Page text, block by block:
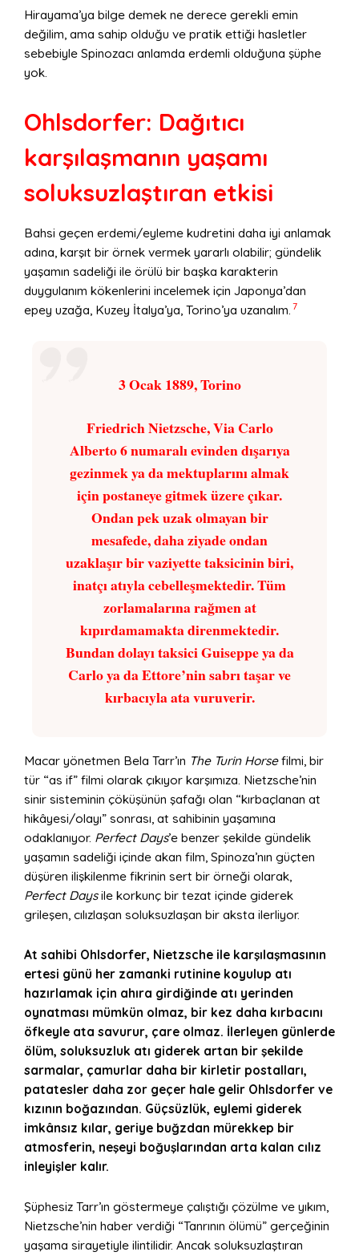
Hirayama’ya bilge demek ne derece gerekli emin
değilim, ama sahip olduğu ve pratik ettiği hasletler
sebebiyle Spinozacı anlamda erdemli olduğuna şüphe
yok.
Ohlsdorfer: Dağıtıcı
karşılaşmanın yaşamı
soluksuzlaştıran etkisi
Bahsi geçen erdemi/eyleme kudretini daha iyi anlamak
adına, karşıt bir örnek vermek yararlı olabilir; gündelik
yaşamın sadeliği ile örülü bir başka karakterin
duygulanım kökenlerini incelemek için Japonya’dan
epey uzağa, Kuzey İtalya’ya, Torino’ya uzanalım. 7
3 Ocak 1889, Torino
Friedrich Nietzsche, Via Carlo
Alberto 6 numaralı evinden dışarıya
gezinmek ya da mektuplarını almak
için postaneye gitmek üzere çıkar.
Ondan pek uzak olmayan bir
mesafede, daha ziyade ondan
uzaklaşır bir vaziyette taksicinin biri,
inatçı atıyla cebelleşmektedir. Tüm
zorlamalarına rağmen at
kıpırdamamakta direnmektedir.
Bundan dolayı taksici Guiseppe ya da
Carlo ya da Ettore’nin sabrı taşar ve
kırbacıyla ata vuruverir.
Macar yönetmen Bela Tarr’ın The Turin Horsefilmi, bir
tür “as if” filmi olarak çıkıyor karşımıza. Nietzsche’nin
sinir sisteminin çöküşünün şafağı olan “kırbaçlanan at
hikâyesi/olayı” sonrası, at sahibinin yaşamına
odaklanıyor. Perfect Days’e benzer şekilde gündelik
yaşamın sadeliği içinde akan film, Spinoza’nın güçten
düşüren ilişkilenme fikrinin sert bir örneği olarak,
Perfect Daysile korkunç bir tezat içinde giderek
grileşen, cılızlaşan soluksuzlaşan bir aksta ilerliyor.
At sahibi Ohlsdorfer, Nietzsche ile karşılaşmasının
ertesi günü her zamanki rutinine koyulup atı
hazırlamak için ahıra girdiğinde atı yerinden
oynatması mümkün olmaz, bir kez daha kırbacını
öfkeyle ata savurur, çare olmaz. İlerleyen günlerde
ölüm, soluksuzluk atı giderek artan bir şekilde
sarmalar, çamurlar daha bir kirletir postalları,
patatesler daha zor geçer hale gelir Ohlsdorfer ve
kızının boğazından. Güçsüzlük, eylemi giderek
imkânsız kılar, geriye buğzdan mürekkep bir
atmosferin, neşeyi boğuşlarından arta kalan cılız
inleyişler kalır.
Şüphesiz Tarr’ın göstermeye çalıştığı çözülme ve yıkım,
Nietzsche’nin haber verdiği “Tanrının ölümü” gerçeğinin
yaşama sirayetiyle ilintilidir. Ancak soluksuzlaştıran